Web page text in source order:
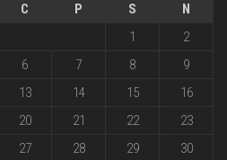
C P S
N
1
2
6 7 8
9
13 14 15
16
20 21 22
23
27 28 29
30